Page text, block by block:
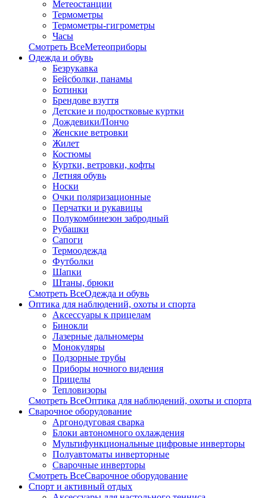
Метеостанции
Термометры
Термометры-гигрометры
Часы
Смотреть ВсеМетеоприборы
Одежда и обувь
Безрукавка
Бейсболки, панамы
Ботинки
Брендове взуття
Детские и подростковые куртки
Дождевики/Пончо
Женские ветровки
Жилет
Костюмы
Куртки, ветровки, кофты
Летняя обувь
Носки
Очки поляризационные
Перчатки и рукавицы
Полукомбинезон забродный
Рубашки
Сапоги
Термоодежда
Футболки
Шапки
Штаны, брюки
Смотреть ВсеОдежда и обувь
Оптика для наблюдений, охоты и спорта
Аксессуары к прицелам
Бинокли
Лазерные дальномеры
Монокуляры
Подзорные трубы
Приборы ночного видения
Прицелы
Тепловизоры
Смотреть ВсеОптика для наблюдений, охоты и спорта
Сварочное оборудование
Аргонодуговая сварка
Блоки автономного охлаждения
Мультифункциональные цифровые инверторы
Полуавтоматы инверторные
Сварочные инверторы
Смотреть ВсеСварочное оборудование
Спорт и активный отдых